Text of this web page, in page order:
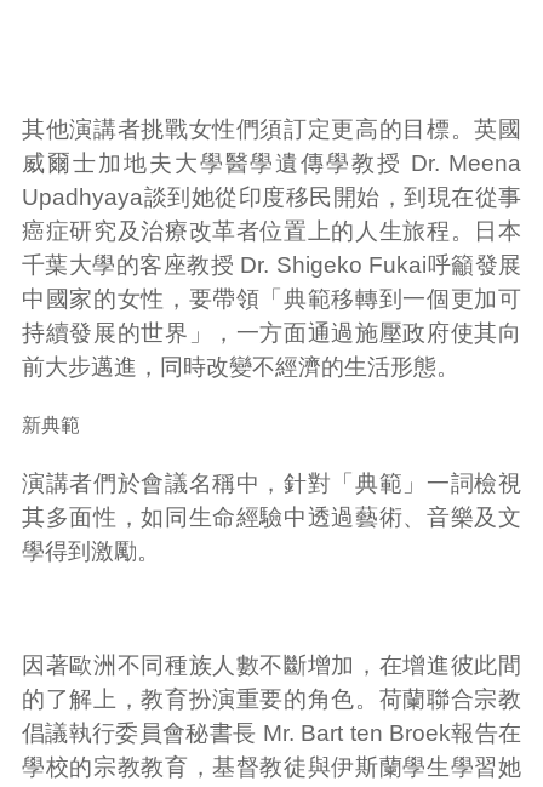
其他演講者挑戰女性們須訂定更高的目標。英國
威爾士加地夫大學醫學遺傳學教授 Dr. Meena
Upadhyaya談到她從印度移民開始，到現在從事
癌症研究及治療改革者位置上的人生旅程。日本
千葉大學的客座教授 Dr. Shigeko Fukai呼籲發展
中國家的女性，要帶領「典範移轉到一個更加可
持續發展的世界」，一方面通過施壓政府使其向
前大步邁進，同時改變不經濟的生活形態。
新典範
演講者們於會議名稱中，針對「典範」一詞檢視
其多面性，如同生命經驗中透過藝術、音樂及文
學得到激勵。
因著歐洲不同種族人數不斷增加，在增進彼此間
的了解上，教育扮演重要的角色。荷蘭聯合宗教
倡議執行委員會秘書長 Mr. Bart ten Broek報告在
學校的宗教教育，基督教徒與伊斯蘭學生學習她